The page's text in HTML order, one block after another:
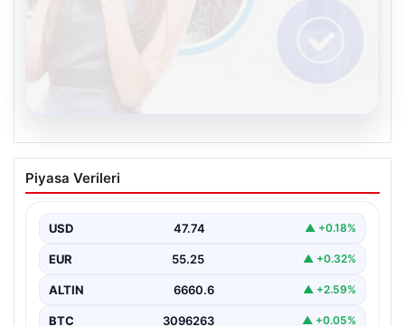
Kelebek sohbet platformu İle Çevrim içi
İletişimin Seviyeli Adresi Ve Sohbet
Sanal ortamında insanların seviyeli bir biçimde bağlantı
Halen…
Piyasa Verileri
USD 47.74 ▲ +0.18%
EUR 55.25 ▲ +0.32%
ALTIN 6660.6 ▲ +2.59%
BTC 3096263 ▲ +0.05%